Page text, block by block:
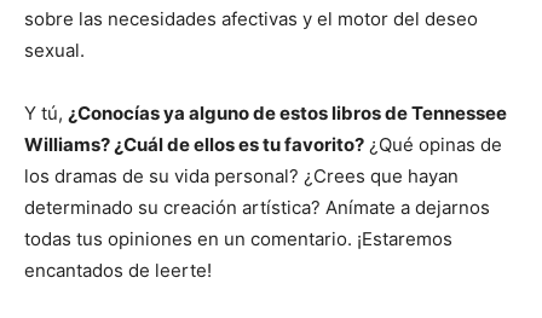
sobre las necesidades afectivas y el motor del deseo
sexual.
Y tú, ¿Conocías ya alguno de estos libros de Tennessee
Williams? ¿Cuál de ellos es tu favorito? ¿Qué opinas de
los dramas de su vida personal? ¿Crees que hayan
determinado su creación artística? Anímate a dejarnos
todas tus opiniones en un comentario. ¡Estaremos
encantados de leerte!